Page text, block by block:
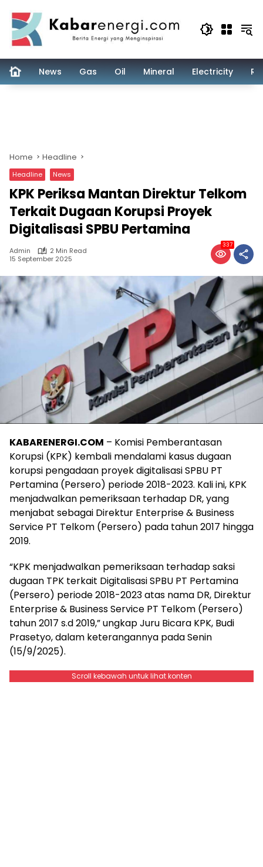
content
News Gas Oil Mineral Electricity
Home Headline
Headline News
KPK Periksa Mantan Direktur Telkom
Terkait Dugaan Korupsi Proyek
Digitalisasi SPBU Pertamina
Admin
2 Min Read
15 September 2025
337
KABARENERGI.COM – Komisi Pemberantasan
Korupsi (KPK) kembali mendalami kasus dugaan
korupsi pengadaan proyek digitalisasi SPBU PT
Pertamina (Persero) periode 2018-2023. Kali ini, KPK
menjadwalkan pemeriksaan terhadap DR, yang
menjabat sebagai Direktur Enterprise & Business
Service PT Telkom (Persero) pada tahun 2017 hingga
2019.
“KPK menjadwalkan pemeriksaan terhadap saksi
dugaan TPK terkait Digitalisasi SPBU PT Pertamina
(Persero) periode 2018-2023 atas nama DR, Direktur
Enterprise & Business Service PT Telkom (Persero)
tahun 2017 s.d 2019,” ungkap Juru Bicara KPK, Budi
Prasetyo, dalam keterangannya pada Senin
(15/9/2025).
Scroll kebawah untuk lihat konten